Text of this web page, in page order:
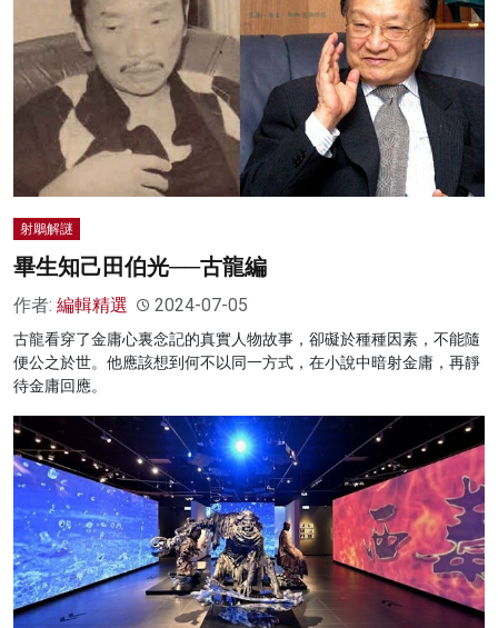
射鵰解謎
畢生知己田伯光──古龍編
作者: 編輯精選 2024-07-05
古龍看穿了金庸心裏念記的真實人物故事，卻礙於種種因素，不能隨
便公之於世。他應該想到何不以同一方式，在小說中暗射金庸，再靜
待金庸回應。